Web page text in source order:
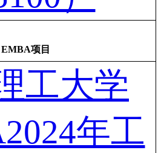
EMBA项目
工大学
年工